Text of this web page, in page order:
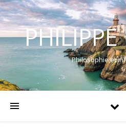
Philosophie et